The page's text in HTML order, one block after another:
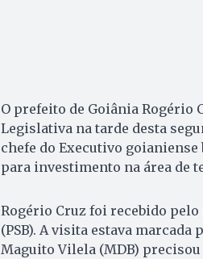
O prefeito de Goiânia Rogério
Legislativa na tarde desta
chefe do Executivo
para investimento na área de
Rogério Cruz foi recebido
(PSB). A visita estava marcada
Maguito Vilela (MDB)